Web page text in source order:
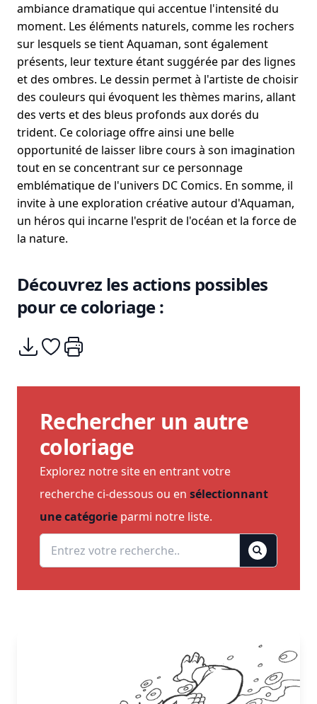
ambiance dramatique qui accentue l'intensité du
moment. Les éléments naturels, comme les rochers
sur lesquels se tient Aquaman, sont également
présents, leur texture étant suggérée par des lignes
et des ombres. Le dessin permet à l'artiste de choisir
des couleurs qui évoquent les thèmes marins, allant
des verts et des bleus profonds aux dorés du
trident. Ce coloriage offre ainsi une belle
opportunité de laisser libre cours à son imagination
tout en se concentrant sur ce personnage
emblématique de l'univers DC Comics. En somme, il
invite à une exploration créative autour d'Aquaman,
un héros qui incarne l'esprit de l'océan et la force de
la nature.
Découvrez les actions possibles
pour ce coloriage :
Télécharger
Ajouter à mes coups de coeurs
Imprimer
Rechercher un autre
coloriage
Explorez notre site en entrant votre
recherche ci-dessous ou en sélectionnant
une catégorie parmi notre liste.